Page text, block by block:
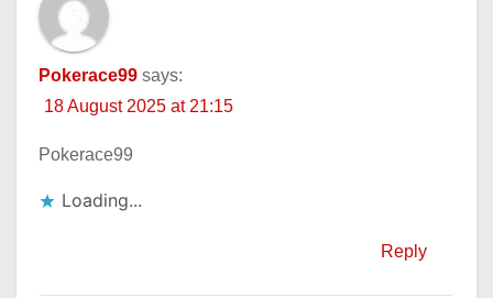
Pokerace99 says:
18 August 2025 at 21:15
Pokerace99
Loading...
Reply